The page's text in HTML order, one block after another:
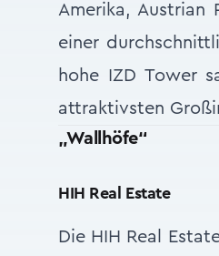
Amerika, Austrian
einer
hohe IZD Tower
attraktivsten
„Wallhöfe“
HIH Real Estate
Die HIH Real